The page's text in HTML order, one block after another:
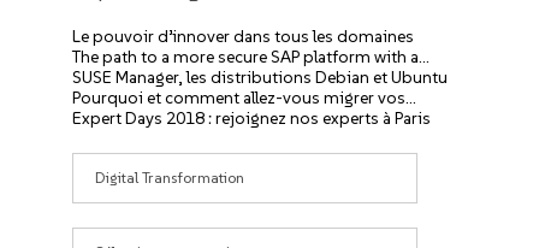
Le pouvoir d’innover dans tous les domaines
The path to a more secure SAP platform with a…
SUSE Manager, les distributions Debian et Ubuntu
Pourquoi et comment allez-vous migrer vos…
Expert Days 2018 : rejoignez nos experts à Paris